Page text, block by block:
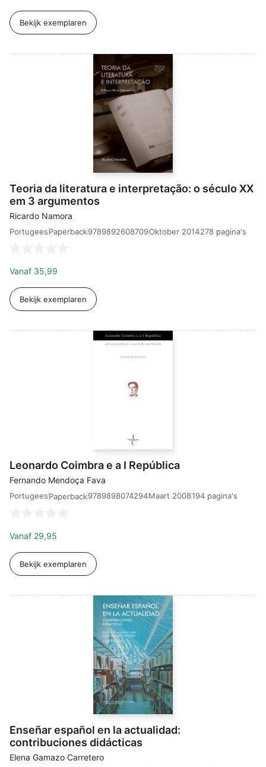
Bekijk exemplaren
Teoria da literatura e interpretação: o século XX
em 3 argumentos
Ricardo Namora
PortugeesPaperback9789892608709Oktober 2014278 pagina's
Vanaf 35,99
Bekijk exemplaren
Leonardo Coimbra e a I República
Fernando Mendoça Fava
PortugeesPaperback9789898074294Maart 2008194 pagina's
Vanaf 29,95
Bekijk exemplaren
Enseñar español en la actualidad:
contribuciones didácticas
Elena Gamazo Carretero